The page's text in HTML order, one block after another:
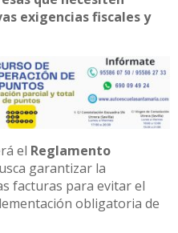
exigencias fiscales y
el Reglamento
garantizar la
facturas para evitar el
obligatoria de